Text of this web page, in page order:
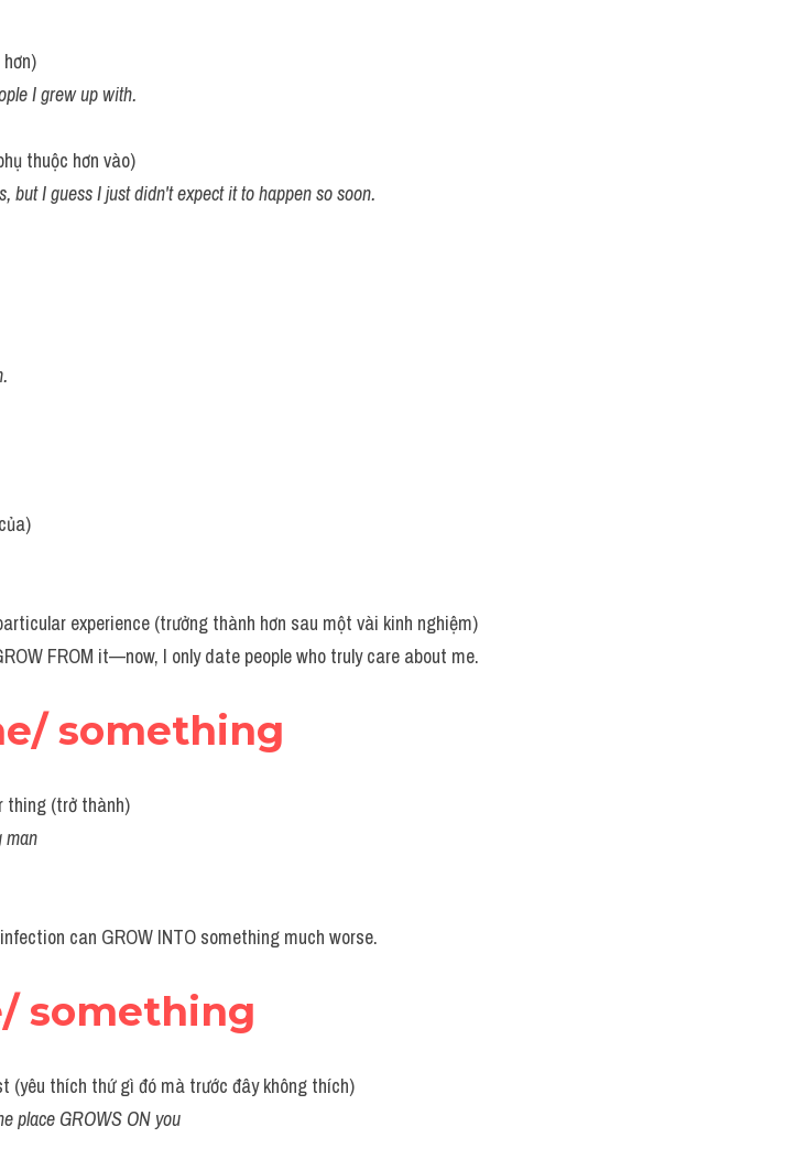
I grew up with.
thuộc hơn vào)
but I guess I just didn't expect it to happen so soon.
experience (trưởng thành hơn sau một vài kinh nghiệm)
FROM it—now, I only date people who truly care about me.
something
thing (trở thành)
man
can GROW INTO something much worse.
something
thích thứ gì đó mà trước đây không thích)
place GROWS ON you